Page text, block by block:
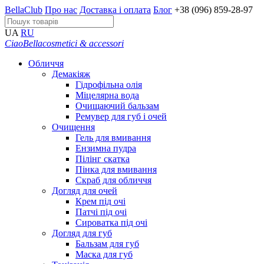
BellaClub Про нас Доставка і оплата Блог +38 (096) 859-28-97
UA RU
CiaoBellacosmetici & accessori
Обличчя
Демакіяж
Гідрофільна олія
Міцелярна вода
Очищаючий бальзам
Ремувер для губ і очей
Очищення
Гель для вмивання
Ензимна пудра
Пілінг скатка
Пінка для вмивання
Скраб для обличчя
Догляд для очей
Крем під очі
Патчі під очі
Сироватка під очі
Догляд для губ
Бальзам для губ
Маска для губ